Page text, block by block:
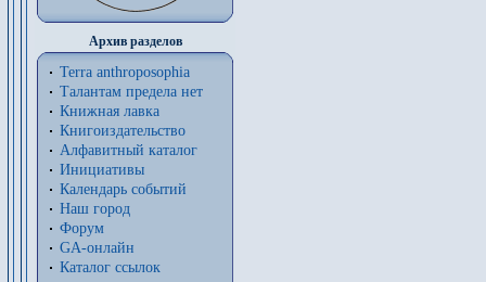
Архив разделов
Terra anthroposophia
Талантам предела нет
Книжная лавка
Книгоиздательство
Алфавитный каталог
Инициативы
Календарь событий
Наш город
Форум
GA-онлайн
Каталог ссылок